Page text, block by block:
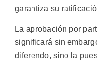
garantiza su
La aprobación por
significará sin
diferendo, sino la